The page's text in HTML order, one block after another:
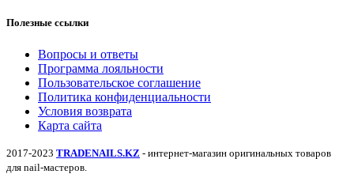
Полезные ссылки
Вопросы и ответы
Программа лояльности
Пользовательское соглашение
Политика конфиденциальности
Условия возврата
Карта сайта
2017-2023 TRADENAILS.KZ - интернет-магазин оригинальных товаров
для nail-мастеров.